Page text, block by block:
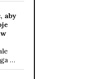
aby
…